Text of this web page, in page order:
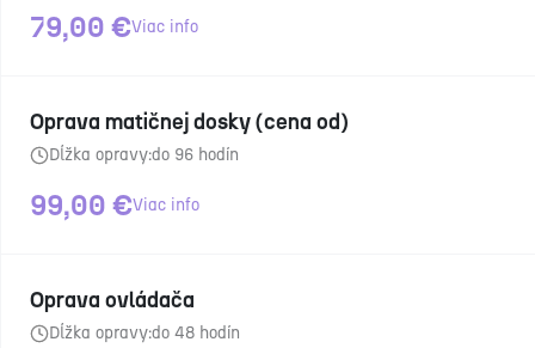
79,00 €Viac info
Oprava matičnej dosky (cena od)
Dĺžka opravy:do 96 hodín
99,00 €Viac info
Oprava ovládača
Dĺžka opravy:do 48 hodín